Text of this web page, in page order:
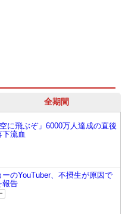
全期間
に飛ぶぞ」6000万人達成の直後
流血
のYouTuber、不摂生が原因で
報告